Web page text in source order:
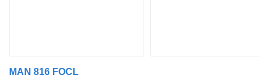
MAN 816 FOCL